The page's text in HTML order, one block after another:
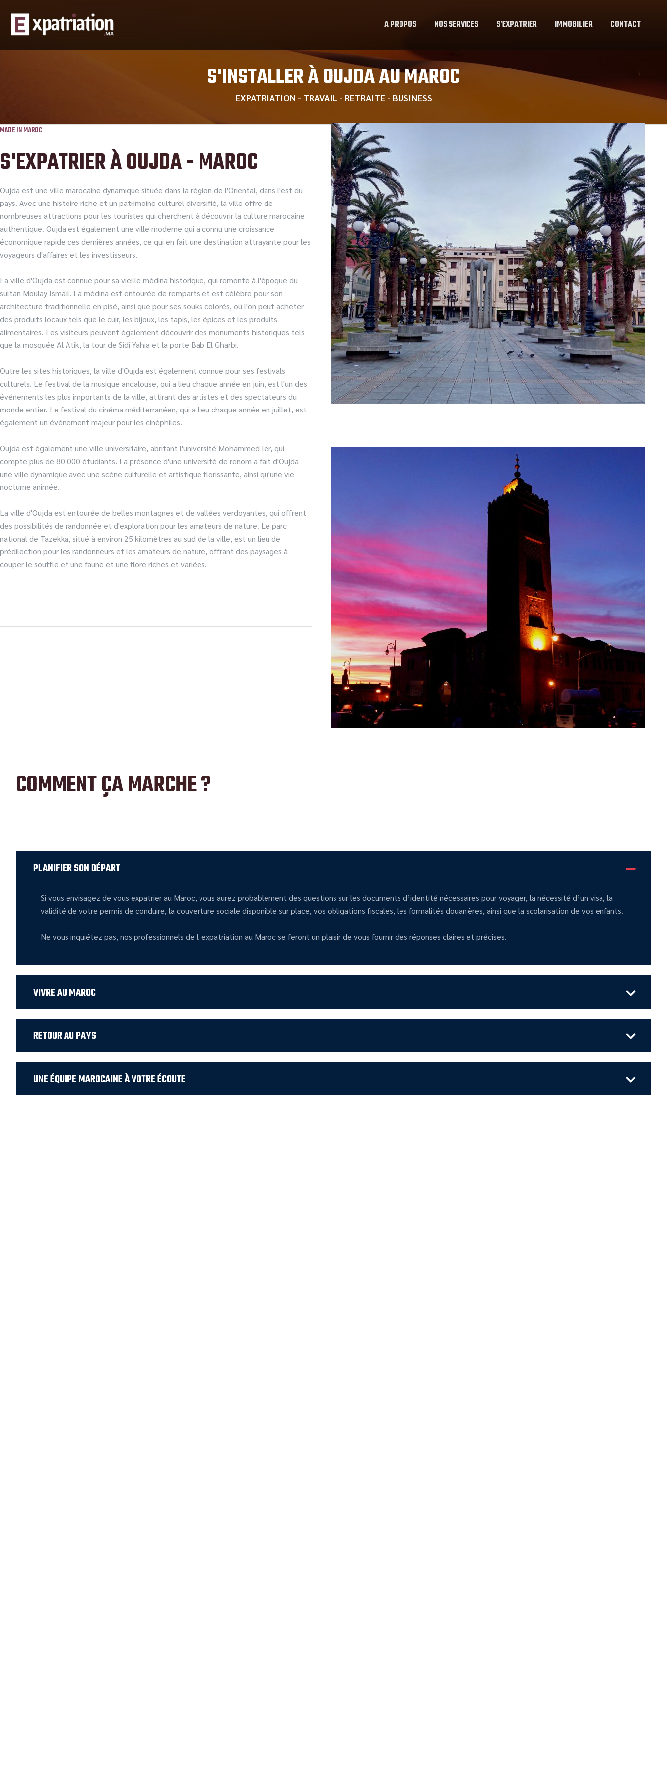
A PROPOS NOS SERVICES S’EXPATRIER IMMOBILIER CONTACT
S'INSTALLER À OUJDA AU MAROC
EXPATRIATION - TRAVAIL - RETRAITE - BUSINESS
MADE IN MAROC
S'EXPATRIER ÀOUJDA- MAROC
Oujda est une ville marocaine dynamique située dans la région de l'Oriental, dans l'est du
pays. Avec une histoire riche et un patrimoine culturel diversifié, la ville offre de
nombreuses attractions pour les touristes qui cherchent à découvrir la culture marocaine
authentique. Oujda est également une ville moderne qui a connu une croissance
économique rapide ces dernières années, ce qui en fait une destination attrayante pour les
voyageurs d'affaires et les investisseurs.
La ville d'Oujda est connue pour sa vieille médina historique, qui remonte à l'époque du
sultan Moulay Ismaïl. La médina est entourée de remparts et est célèbre pour son
architecture traditionnelle en pisé, ainsi que pour ses souks colorés, où l'on peut acheter
des produits locaux tels que le cuir, les bijoux, les tapis, les épices et les produits
alimentaires. Les visiteurs peuvent également découvrir des monuments historiques tels
que la mosquée Al Atik, la tour de Sidi Yahia et la porte Bab El Gharbi.
Outre les sites historiques, la ville d'Oujda est également connue pour ses festivals
culturels. Le festival de la musique andalouse, qui a lieu chaque année en juin, est l'un des
événements les plus importants de la ville, attirant des artistes et des spectateurs du
monde entier. Le festival du cinéma méditerranéen, qui a lieu chaque année en juillet, est
également un événement majeur pour les cinéphiles.
Oujda est également une ville universitaire, abritant l'université Mohammed Ier, qui
compte plus de 80 000 étudiants. La présence d'une université de renom a fait d'Oujda
une ville dynamique avec une scène culturelle et artistique florissante, ainsi qu'une vie
nocturne animée.
La ville d'Oujda est entourée de belles montagnes et de vallées verdoyantes, qui offrent
des possibilités de randonnée et d'exploration pour les amateurs de nature. Le parc
national de Tazekka, situé à environ 25 kilomètres au sud de la ville, est un lieu de
prédilection pour les randonneurs et les amateurs de nature, offrant des paysages à
couper le souffle et une faune et une flore riches et variées.
COMMENT ÇAMARCHE ?
PLANIFIER SON DÉPART
Si vous envisagez de vous expatrier au Maroc, vous aurez probablement des questions sur les documents d’identité nécessaires pour voyager, la nécessité d’un visa, la
validité de votre permis de conduire, la couverture sociale disponible sur place, vos obligations fiscales, les formalités douanières, ainsi que la scolarisation de vos enfants.
Ne vous inquiétez pas, nos professionnels de l’expatriation au Maroc se feront un plaisir de vous fournir des réponses claires et précises.
VIVRE AU MAROC
RETOUR AU PAYS
UNE ÉQUIPE MAROCAINE À VOTRE ÉCOUTE